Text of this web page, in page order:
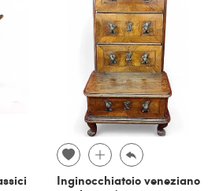
Inginocchiatoio veneziano